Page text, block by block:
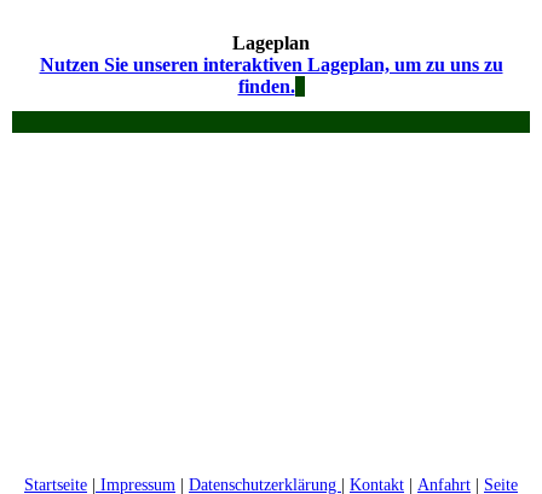
Lageplan
Nutzen Sie unseren interaktiven Lageplan, um zu uns zu
finden.
Startseite Impressum Datenschutzerklärung Kontakt Anfahrt Seite